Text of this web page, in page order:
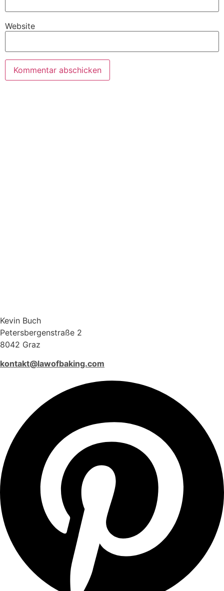
Website
Kevin Buch
Petersbergenstraße 2
8042 Graz
kontakt@lawofbaking.com